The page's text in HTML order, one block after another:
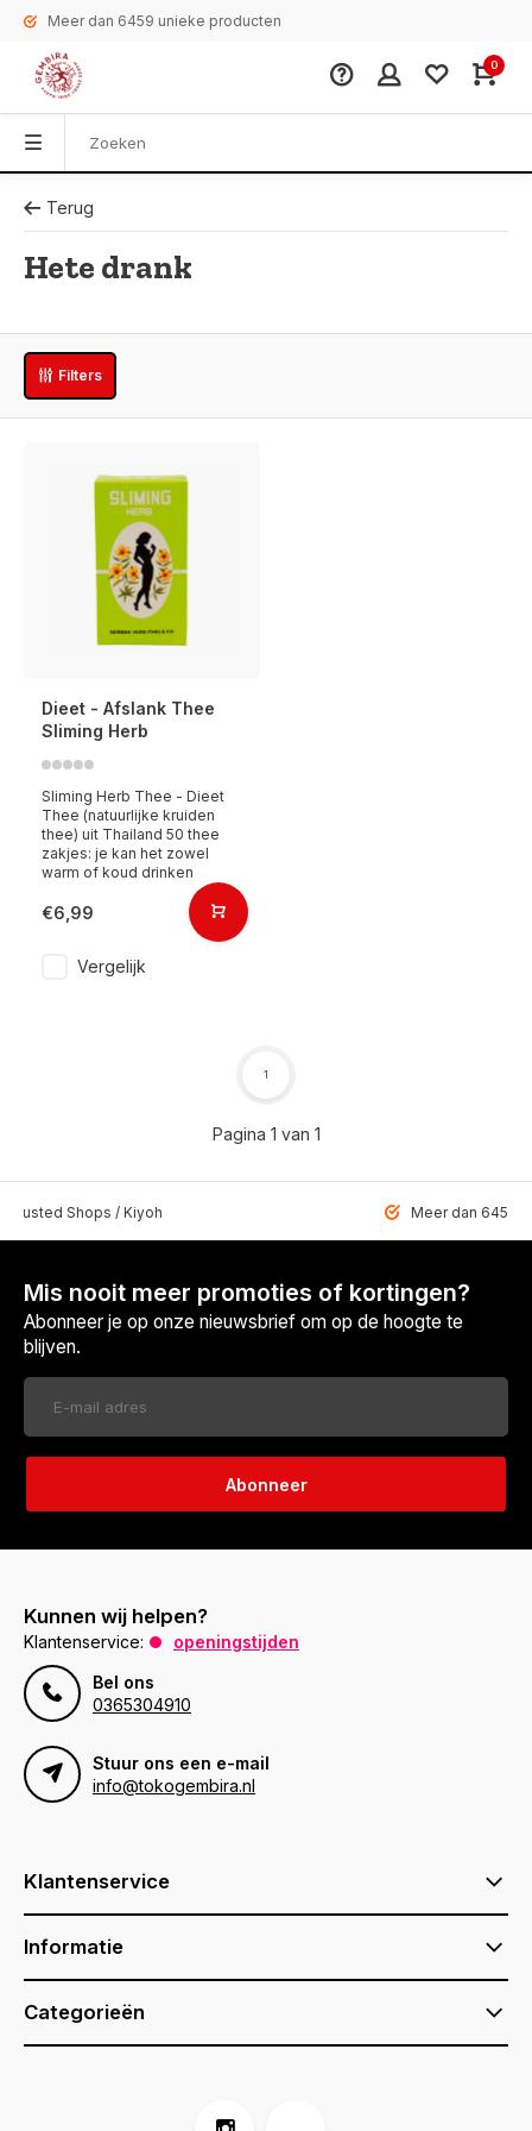
Meer dan 6459 unieke producten
0
Terug
Hete drank
Filters
Dieet - Afslank Thee
Sliming Herb
Sliming Herb Thee - Dieet
Thee (natuurlijke kruiden
thee) uit Thailand 50 thee
zakjes: je kan het zowel
warm of koud drinken
€6,99
Vergelijk
Pagina 1 van 1
1
Shops / Kiyoh Meer dan 6459
Mis nooit meer promoties of kortingen?
Abonneer je op onze nieuwsbrief om op de hoogte te
blijven.
Abonneer
Kunnen wij helpen?
Klantenservice:
openingstijden
Bel ons
0365304910
Stuur ons een e-mail
info@tokogembira.nl
Klantenservice
Informatie
Categorieën